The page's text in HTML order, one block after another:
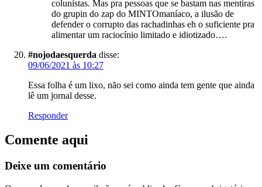
colunistas. Mas pra pessoas que se bastam nas mentiras
do grupin do zap do MINTOmaníaco, a ilusão de
defender o corrupto das rachadinhas eh o suficiente pra
alimentar um raciocínio limitado e idiotizado….
#nojodaesquerda disse:
09/06/2021 às 10:27
Essa folha é um lixo, não sei como ainda tem gente que ainda
lê um jornal desse.
Responder
Comente aqui
Deixe um comentário